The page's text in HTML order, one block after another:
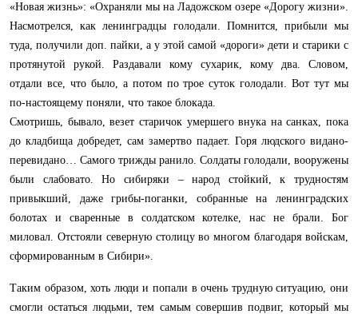
«Новая жизнь»: «Охраняли мы на Ладожском озере «Дорогу жизни».
Насмотрелся, как ленинградцы голодали. Помнится, прибыли мы
туда, получили доп. пайки, а у этой самой «дороги» дети и старики с
протянутой рукой. Раздавали кому сухарик, кому два. Словом,
отдали все, что было, а потом по трое суток голодали. Вот тут мы
по-настоящему поняли, что такое блокада.
Смотришь, бывало, везет старичок умершего внука на санках, пока
до кладбища добредет, сам замертво падает. Горя людского видано-
перевидано… Самого трижды ранило. Солдаты голодали, вооружены
были слабовато. Но сибиряки – народ стойкий, к трудностям
привыкший, даже грибы-поганки, собранные на ленинградских
болотах и сваренные в солдатском котелке, нас не брали. Бог
миловал. Отстояли северную столицу во многом благодаря войскам,
сформированным в Сибири».
Таким образом, хоть люди и попали в очень трудную ситуацию, они
смогли остаться людьми, тем самым совершив подвиг, который мы